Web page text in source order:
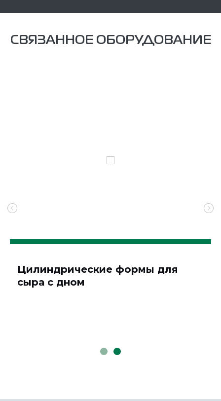
СВЯЗАННОЕ ОБОРУДОВАНИЕ
Цилиндрические формы для
сыра с дном